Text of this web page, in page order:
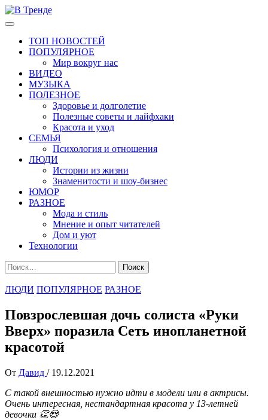
Перейти
к
Основное
ТОП НОВОСТЕЙ
ПОПУЛЯРНОЕ
Мир вокруг нас
ВИДЕО
МУЗЫКА
ПОЛЕЗНОЕ
Здоровье и долголетие
Полезные советы и лайфхаки
Красота и уход
СЕМЬЯ
Психология и отношения
ЛЮДИ
Истории из жизни
Знаменитости и шоу-бизнес
ЮМОР
РАЗНОЕ
Мода и стиль
Мнение и опыт читателей
Дом и уют
Технологии
Найти:
ЛЮДИ ПОПУЛЯРНОЕ РАЗНОЕ
Повзрослевшая дочь солиста «Руки
Вверх» поразила Сеть инопланетной
красотой
От Давид / 19.12.2021
С такой внешностью нужно идти в модели или в актрисы.
Очень интересная, нестандартная красота у 13-летней
девочки 👏😍